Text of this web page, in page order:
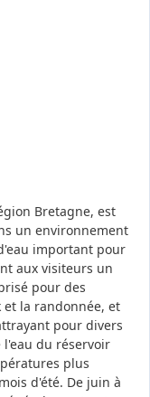
Bretagne, est
un environnement
important pour
aux visiteurs un
pour des
et la randonnée, et
pour divers
du réservoir
plus
d'été. De juin à